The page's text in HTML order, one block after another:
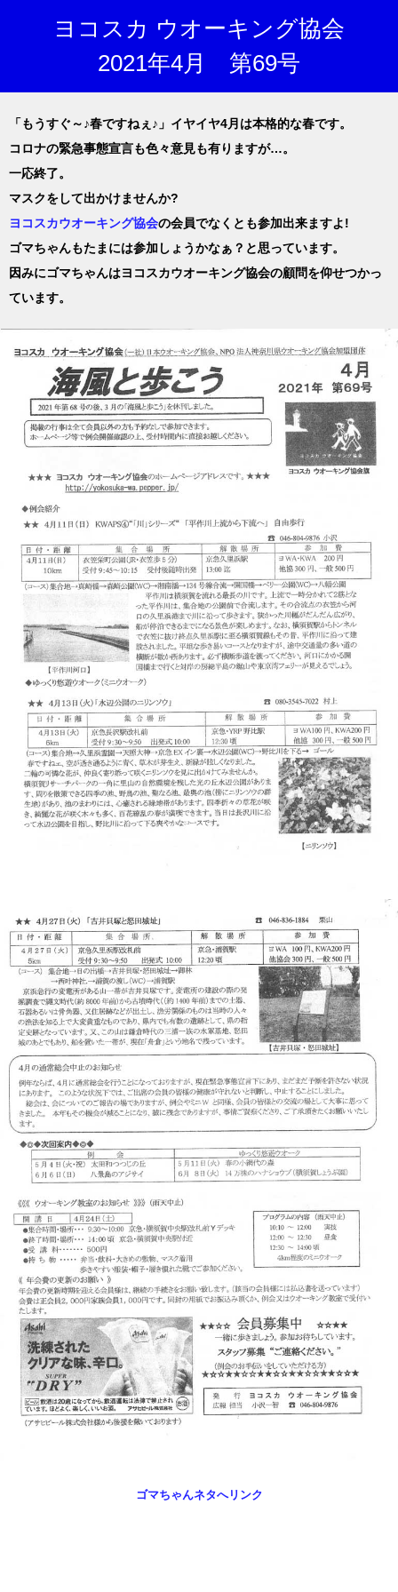
ヨコスカ ウオーキング協会
2021年4月 第69号
「もうすぐ～♪春ですねぇ♪」イヤイヤ4月は本格的な春です。
コロナの緊急事態宣言も色々意見も有りますが…。
一応終了。
マスクをして出かけませんか?
ヨコスカウオーキング協会の会員でなくとも参加出来ますよ!
ゴマちゃんもたまには参加しょうかなぁ？と思っています。
因みにゴマちゃんはヨコスカウオーキング協会の顧問を仰せつかっ
ています。
ゴマちゃんネタへリンク